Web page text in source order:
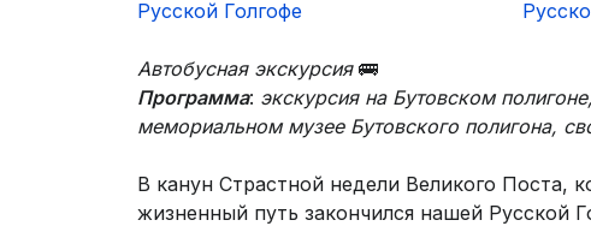
Автобусная экскурсия🚌
Программа: экскурсия на Бутовском
мемориальном музее Бутовского полигона,
В канун Страстной недели Великого Поста,
жизненный путь закончился нашей Русской